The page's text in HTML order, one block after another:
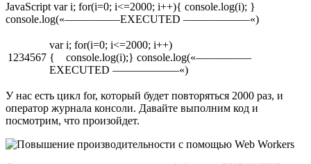
JavaScript var i; for(i=0; i<=2000; i++){ console.log(i); }
console.log(«—————EXECUTED ——————«)
1234567
var i; for(i=0; i<=2000; i++)
{ console.log(i);} console.log(«—————
EXECUTED ——————«)
У нас есть цикл for, который будет повторяться 2000 раз, и
оператор журнала консоли. Давайте выполним код и
посмотрим, что произойдет.